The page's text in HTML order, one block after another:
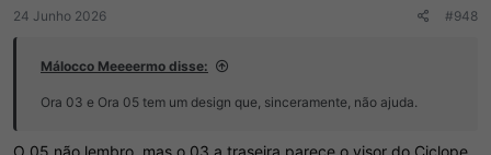
24 Junho 2026 #948
Málocco Meeeermo disse:
Ora 03 e Ora 05 tem um design que, sinceramente, não ajuda.
O 05 não lembro, mas o 03 a traseira parece o visor do Ciclope